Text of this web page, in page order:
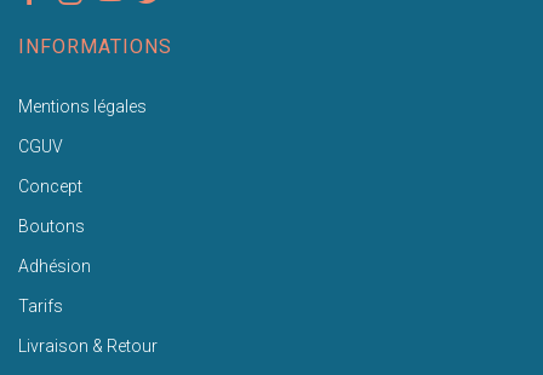
INFORMATIONS
Mentions légales
CGUV
Concept
Boutons
Adhésion
Tarifs
Livraison & Retour